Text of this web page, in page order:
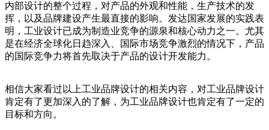
内部设计的整个过程，对产品的外观和性能，生产技术的发
挥，以及品牌建设产生最直接的影响。发达国家发展的实践表
明，工业设计已成为制造业竞争的源泉和核心动力之一。尤其
是在经济全球化日趋深入、国际市场竞争激烈的情况下，产品
的国际竞争力将首先取决于产品的设计开发能力。
相信大家看过以上工业品牌设计的相关内容，对工业品牌设计
肯定有了更加深入的了解，为工业品牌设计也肯定有了一定的
目标和方向。